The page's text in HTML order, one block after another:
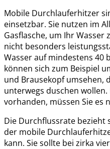
Mobile Durchlauferhitzer
einsetzbar. Sie nutzen im
Gasflasche, um Ihr Wasser
nicht besonders
Wasser auf mindestens 40
können sich zum Beispiel
und Brausekopf umsehen,
unterwegs duschen
vorhanden, müssen Sie es
Die Durchflussrate bezieht
der mobile
kann. Sie sollte bei zirka